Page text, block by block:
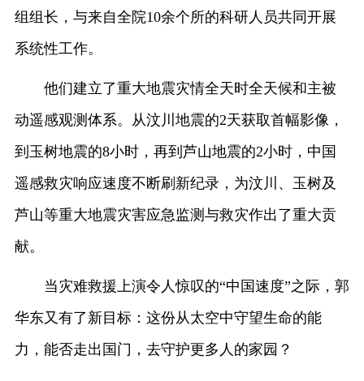
组组长，与来自全院10余个所的科研人员共同开展
系统性工作。
他们建立了重大地震灾情全天时全天候和主被
动遥感观测体系。从汶川地震的2天获取首幅影像，
到玉树地震的8小时，再到芦山地震的2小时，中国
遥感救灾响应速度不断刷新纪录，为汶川、玉树及
芦山等重大地震灾害应急监测与救灾作出了重大贡
献。
当灾难救援上演令人惊叹的“中国速度”之际，郭
华东又有了新目标：这份从太空中守望生命的能
力，能否走出国门，去守护更多人的家园？